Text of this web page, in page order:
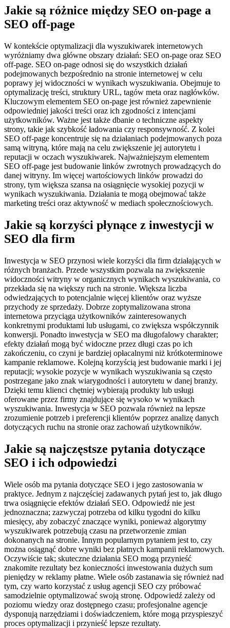
Jakie są różnice między SEO on-page a
SEO off-page
W kontekście optymalizacji dla wyszukiwarek internetowych
wyróżniamy dwa główne obszary działań: SEO on-page oraz SEO
off-page. SEO on-page odnosi się do wszystkich działań
podejmowanych bezpośrednio na stronie internetowej w celu
poprawy jej widoczności w wynikach wyszukiwania. Obejmuje to
optymalizację treści, struktury URL, tagów meta oraz nagłówków.
Kluczowym elementem SEO on-page jest również zapewnienie
odpowiedniej jakości treści oraz ich zgodności z intencjami
użytkowników. Ważne jest także dbanie o techniczne aspekty
strony, takie jak szybkość ładowania czy responsywność. Z kolei
SEO off-page koncentruje się na działaniach podejmowanych poza
samą witryną, które mają na celu zwiększenie jej autorytetu i
reputacji w oczach wyszukiwarek. Najważniejszym elementem
SEO off-page jest budowanie linków zwrotnych prowadzących do
danej witryny. Im więcej wartościowych linków prowadzi do
strony, tym większa szansa na osiągnięcie wysokiej pozycji w
wynikach wyszukiwania. Działania te mogą obejmować także
marketing treści oraz aktywność w mediach społecznościowych.
Jakie są korzyści płynące z inwestycji w
SEO dla firm
Inwestycja w SEO przynosi wiele korzyści dla firm działających w
różnych branżach. Przede wszystkim pozwala na zwiększenie
widoczności witryny w organicznych wynikach wyszukiwania, co
przekłada się na większy ruch na stronie. Większa liczba
odwiedzających to potencjalnie więcej klientów oraz wyższe
przychody ze sprzedaży. Dobrze zoptymalizowana strona
internetowa przyciąga użytkowników zainteresowanych
konkretnymi produktami lub usługami, co zwiększa współczynnik
konwersji. Ponadto inwestycja w SEO ma długofalowy charakter;
efekty działań mogą być widoczne przez długi czas po ich
zakończeniu, co czyni je bardziej opłacalnymi niż krótkoterminowe
kampanie reklamowe. Kolejną korzyścią jest budowanie marki i jej
reputacji; wysokie pozycje w wynikach wyszukiwania są często
postrzegane jako znak wiarygodności i autorytetu w danej branży.
Dzięki temu klienci chętniej wybierają produkty lub usługi
oferowane przez firmy znajdujące się wysoko w wynikach
wyszukiwania. Inwestycja w SEO pozwala również na lepsze
zrozumienie potrzeb i preferencji klientów poprzez analizę danych
dotyczących ruchu na stronie oraz zachowań użytkowników.
Jakie są najczęstsze pytania dotyczące
SEO i ich odpowiedzi
Wiele osób ma pytania dotyczące SEO i jego zastosowania w
praktyce. Jednym z najczęściej zadawanych pytań jest to, jak długo
trwa osiągnięcie efektów działań SEO. Odpowiedź nie jest
jednoznaczna; zazwyczaj potrzeba od kilku tygodni do kilku
miesięcy, aby zobaczyć znaczące wyniki, ponieważ algorytmy
wyszukiwarek potrzebują czasu na przetworzenie zmian
dokonanych na stronie. Innym popularnym pytaniem jest to, czy
można osiągnąć dobre wyniki bez płatnych kampanii reklamowych.
Oczywiście tak; skuteczne działania SEO mogą przynieść
znakomite rezultaty bez konieczności inwestowania dużych sum
pieniędzy w reklamy płatne. Wiele osób zastanawia się również nad
tym, czy warto korzystać z usług agencji SEO czy próbować
samodzielnie optymalizować swoją stronę. Odpowiedź zależy od
poziomu wiedzy oraz dostępnego czasu; profesjonalne agencje
dysponują narzędziami i doświadczeniem, które mogą przyspieszyć
proces optymalizacji i przynieść lepsze rezultaty.